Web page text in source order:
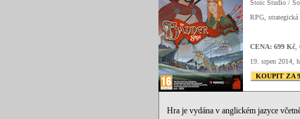
Stoic Studio /
RPG, strategická
CENA: 699 Kč
19. srpen 2014,
KOUPIT ZA
Hra je vydána v anglickém jazyce